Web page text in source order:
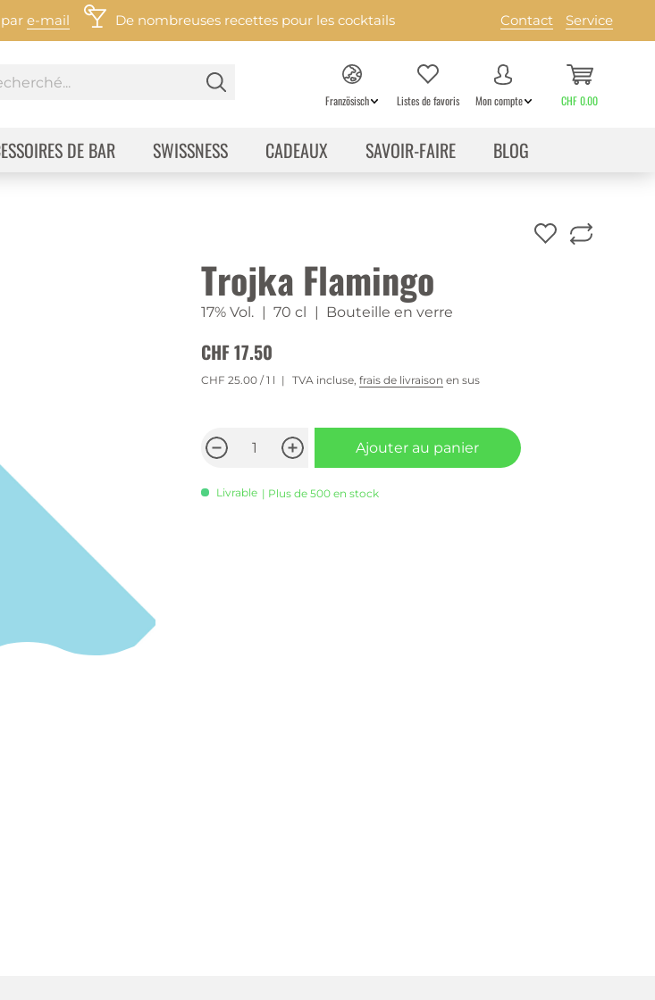
e-mail De nombreuses recettes pour les cocktails Contact Service
Französisch Listes de favoris Mon compte CHF 0.00
DE BAR SWISSNESS CADEAUX SAVOIR-FAIRE BLOG
Trojka Flamingo
17% Vol. | 70 cl | Bouteille en verre
CHF 17.50
CHF 25.00/ 1 l TVA incluse, frais de livraison en sus
Ajouter au panier
Livrable | Plus de 500 en stock